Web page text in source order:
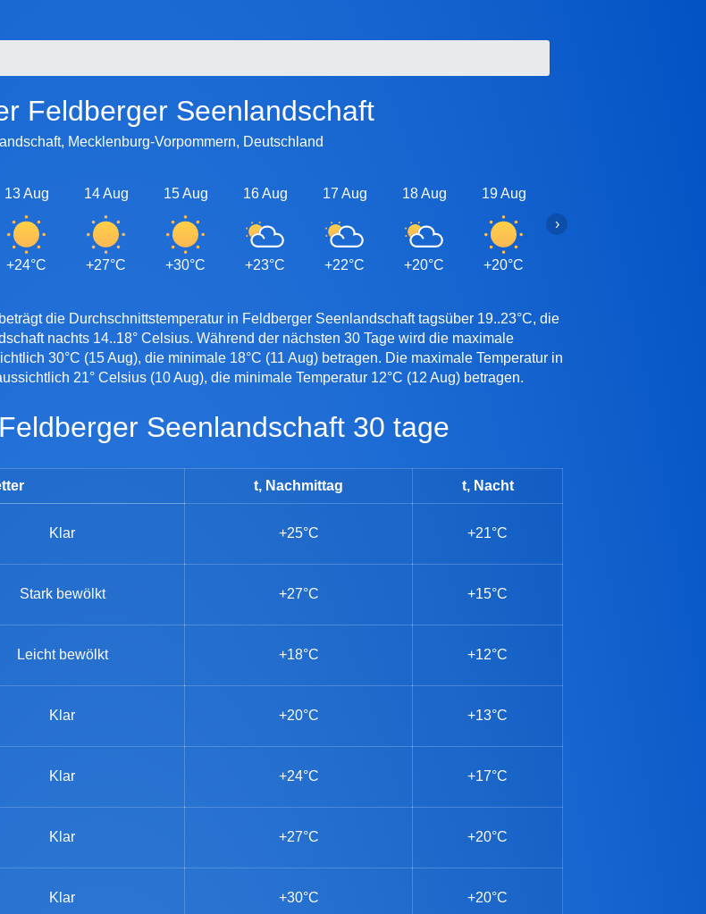
Feldberger Seenlandschaft
Mecklenburg-Vorpommern, Deutschland
13 Aug
+24°C
14 Aug
+27°C
15 Aug
+30°C
16 Aug
+23°C
17 Aug
+22°C
18 Aug
+20°C
19 Aug
+20°C
›
die Durchschnittstemperatur in Feldberger Seenlandschaft tagsüber 19..23°C, die
nachts 14..18° Celsius. Während der nächsten 30 Tage wird die maximale
30°C (15 Aug), die minimale 18°C (11 Aug) betragen. Die maximale Temperatur in
21° Celsius (10 Aug), die minimale Temperatur 12°C (12 Aug) betragen.
Feldberger Seenlandschaft 30 tage
t, Nachmittag t, Nacht
Klar +25°C +21°C
Stark bewölkt +27°C +15°C
Leicht bewölkt +18°C +12°C
Klar +20°C +13°C
Klar +24°C +17°C
Klar +27°C +20°C
Klar +30°C +20°C